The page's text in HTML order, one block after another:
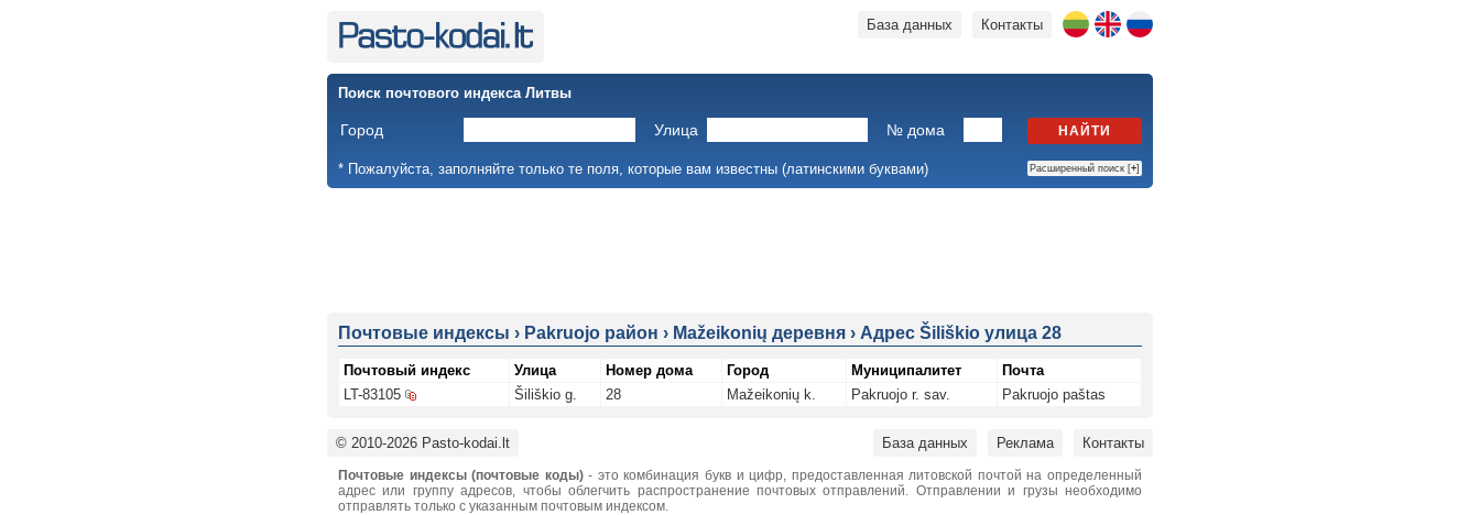
Контакты
База данных
Поиск почтового индекса Литвы
Город Улица № дома НАЙТИ
* Пожалуйста, заполняйте только те поля, которые вам известны (латинскими буквами) Расширенный поиск [+]
Почтовые индексы › Pakruojo район › Mažeikonių деревня › Адрес Šiliškio улица 28
Почтовый индекс Улица Номер дома Город Муниципалитет
Почта
LT-83105
Šiliškio g. 28 Mažeikonių k. Pakruojo r. sav. Pakruojo paštas
© 2010-2026 Pasto-kodai.lt База данных Реклама Контакты
Почтовые индексы (почтовые коды)- это комбинация букв и цифр, предоставленная литовской почтой на определенный
адрес или группу адресов, чтобы облегчить распространение почтовых отправлений. Отправлении и грузы необходимо
отправлять только с указанным почтовым индексом.